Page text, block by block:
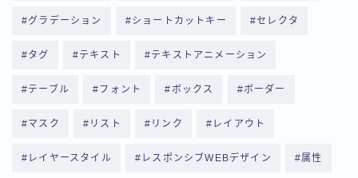
グラデーション ショートカットキー セレクタ
タグ テキスト テキストアニメーション
テーブル フォント ボックス ボーダー
マスク リスト リンク レイアウト
レイヤースタイル レスポンシブWEBデザイン 属性